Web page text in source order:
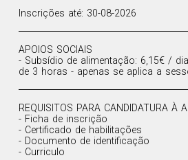
Inscrições até: 30-08-2026
APOIOS SOCIAIS
- Subsídio de alimentação: 6,15€ /
de 3 horas - apenas se aplica a
REQUISITOS PARA CANDIDATURA À
- Ficha de inscrição
- Certificado de habilitações
- Documento de identificação
- Curriculo